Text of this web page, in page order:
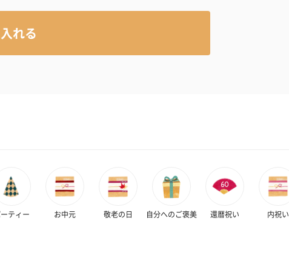
れる
ティー お中元 敬老の日 自分へのご褒美 還暦祝い 内祝い